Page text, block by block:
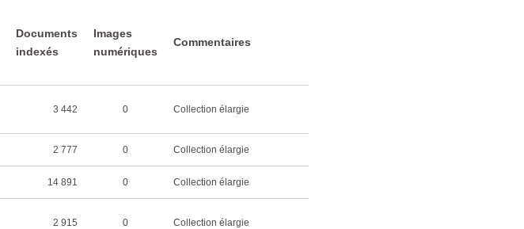
Documents
indexés
Images
numériques
Commentaires
3 442 0 Collection élargie
2 777 0 Collection élargie
14 891 0 Collection élargie
2 915 0 Collection élargie